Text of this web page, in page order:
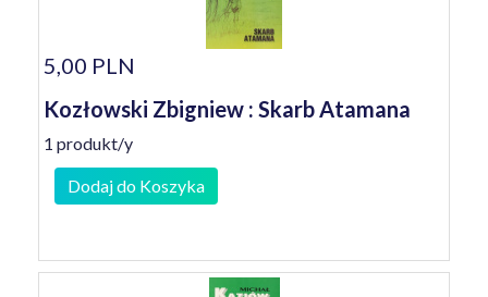
5,00 PLN
Kozłowski Zbigniew : Skarb Atamana
1 produkt/y
Dodaj do Koszyka